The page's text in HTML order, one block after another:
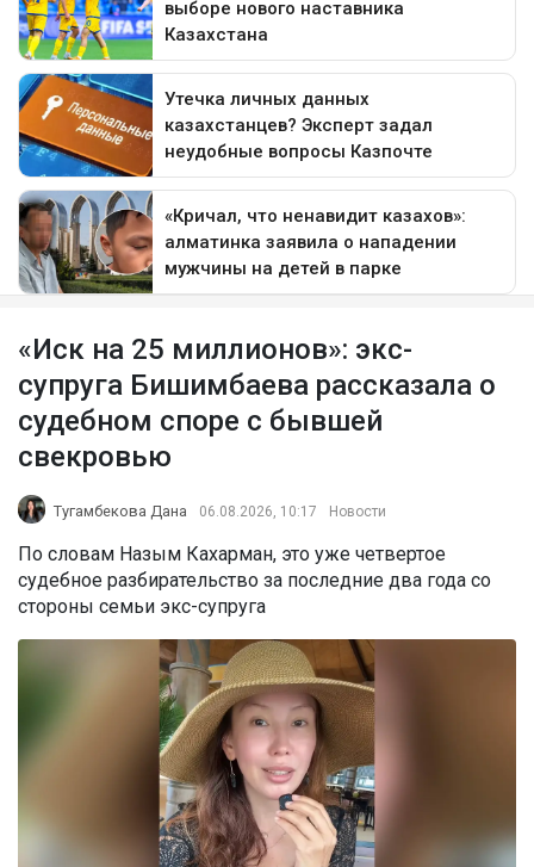
«Иск на 25 миллионов»: экс-
супруга Бишимбаева рассказала о
судебном споре с бывшей
свекровью
Тугамбекова Дана 06.08.2026, 10:17 Новости
По словам Назым Кахарман, это уже четвертое
судебное разбирательство за последние два года со
стороны семьи экс-супруга